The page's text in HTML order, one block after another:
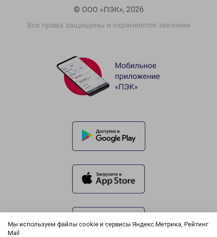
Мы используем файлы cookie и сервисы Яндекс.Метрика, Рейтинг
Mail
© ООО «ПЭК», 2026
Все права защищены и охраняются законом